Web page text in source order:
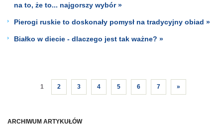
ARCHIWUM ARTYKUŁÓW
na to, że to... najgorszy wybór »
Pierogi ruskie to doskonały pomysł na tradycyjny obiad »
Białko w diecie - dlaczego jest tak ważne? »
1 2 3 4 5 6 7 »